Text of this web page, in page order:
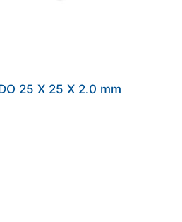
25 X 25 X 2.0 mm